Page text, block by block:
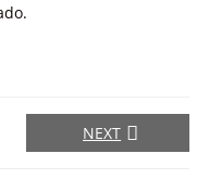
NEXT